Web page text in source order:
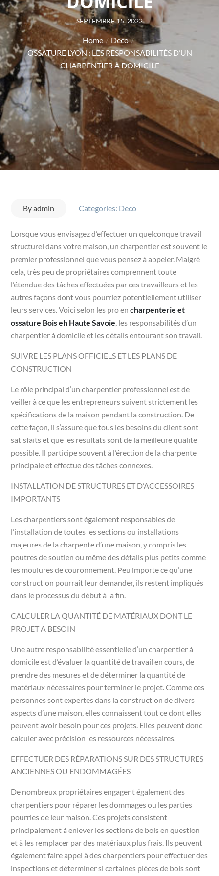
Posted
on
SEPTEMBRE 15, 2022
Home
Deco
OSSATURE LYON : LES RESPONSABILITÉS D’UN
CHARPENTIER À DOMICILE
Byadmin Categories: Deco
Lorsque vous envisagez d’effectuer un quelconque travail
structurel dans votre maison, un charpentier est souvent le
premier professionnel que vous pensez à appeler. Malgré
cela, très peu de propriétaires comprennent toute
l’étendue des tâches effectuées par ces travailleurs et les
autres façons dont vous pourriez potentiellement utiliser
leurs services. Voici selon les pro encharpenterie et
ossature Bois eh Haute Savoie, les responsabilités d’un
charpentier à domicile et les détails entourant son travail.
SUIVRE LES PLANS OFFICIELS ET LES PLANS DE
CONSTRUCTION
Le rôle principal d’un charpentier professionnel est de
veiller à ce que les entrepreneurs suivent strictement les
spécifications de la maison pendant la construction. De
cette façon, il s’assure que tous les besoins du client sont
satisfaits et que les résultats sont de la meilleure qualité
possible. Il participe souvent à l’érection de la charpente
principale et effectue des tâches connexes.
INSTALLATION DE STRUCTURES ET D’ACCESSOIRES
IMPORTANTS
Les charpentiers sont également responsables de
l’installation de toutes les sections ou installations
majeures de la charpente d’une maison, y compris les
poutres de soutien ou même des détails plus petits comme
les moulures de couronnement. Peu importe ce qu’une
construction pourrait leur demander, ils restent impliqués
dans le processus du début à la fin.
CALCULER LA QUANTITÉ DE MATÉRIAUX DONT LE
PROJET A BESOIN
Une autre responsabilité essentielle d’un charpentier à
domicile est d’évaluer la quantité de travail en cours, de
prendre des mesures et de déterminer la quantité de
matériaux nécessaires pour terminer le projet. Comme ces
personnes sont expertes dans la construction de divers
aspects d’une maison, elles connaissent tout ce dont elles
peuvent avoir besoin pour ces projets. Elles peuvent donc
calculer avec précision les ressources nécessaires.
EFFECTUER DES RÉPARATIONS SUR DES STRUCTURES
ANCIENNES OU ENDOMMAGÉES
De nombreux propriétaires engagent également des
charpentiers pour réparer les dommages ou les parties
pourries de leur maison. Ces projets consistent
principalement à enlever les sections de bois en question
et à les remplacer par des matériaux plus frais. Ils peuvent
également faire appel à des charpentiers pour effectuer des
inspections et déterminer si certaines pièces de bois sont